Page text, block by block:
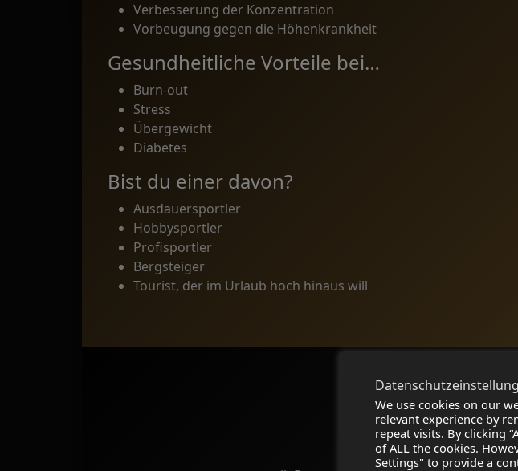
Verbesserung der Konzentration
Vorbeugung gegen die Höhenkrankheit
Gesundheitliche Vorteile bei…
Burn-out
Stress
Übergewicht
Diabetes
Bist du einer davon?
Ausdauersportler
Hobbysportler
Profisportler
Bergsteiger
Tourist, der im Urlaub hoch hinaus will
We use cookies on our
relevant experience by
repeat visits. By clicking
of ALL the cookies.
Settings" to provide a